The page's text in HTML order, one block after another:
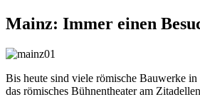
Mainz: Immer einen
Bis heute sind viele römische Bauwerke
das römisches Bühnentheater am